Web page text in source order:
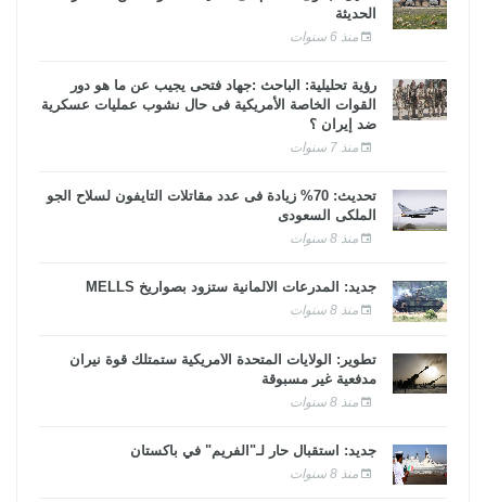
الحديثة
منذ 6 سنوات
رؤية تحليلية: الباحث :جهاد فتحى يجيب عن ما هو دور
القوات الخاصة الأمريكية فى حال نشوب عمليات عسكرية
ضد إيران ؟
منذ 7 سنوات
تحديث: 70% زيادة فى عدد مقاتلات التايفون لسلاح الجو
الملكى السعودى
منذ 8 سنوات
جديد: المدرعات الألمانية ستزود بصواريخ MELLS
منذ 8 سنوات
تطوير: الولايات المتحدة الأمريكية ستمتلك قوة نيران
مدفعية غير مسبوقة
منذ 8 سنوات
جديد: استقبال حار لـ"الفريم" في باكستان
منذ 8 سنوات